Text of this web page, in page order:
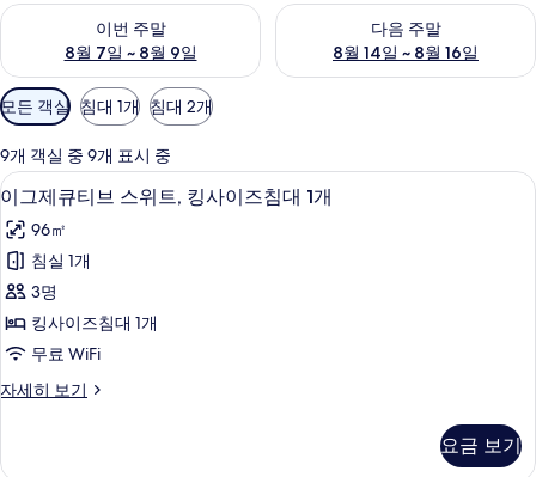
이번 주말
8월 7일 ~ 8월 9일
이번 주말 예약 가능 여부 확인, 8월 7일 ~ 8월 9일
다음 주말
8월 14일 ~ 8월 16일
다음 주말 예약 가능 여부 확인,
객
실
에
사
용
가
능
한
터
모든 객실 침대 1개 침대 2개
9개 객실 중 9개 표시 중
이
그
제
큐
티
브
스
위
킹
이그제큐티브 스위트, 킹사이즈침대 1
8
이그제큐티브 스위트, 킹사이즈침대 1개
96㎡
침실 1개
3명
킹사이즈침대 1개
무료 WiFi
자세히 보기
이
요금 보기